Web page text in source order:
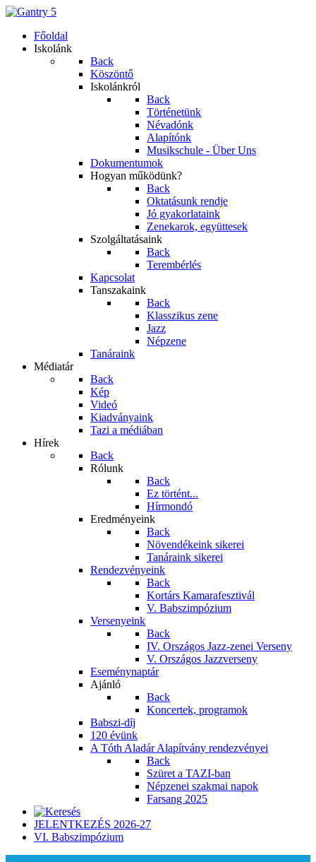
Főoldal
Iskolánk
Back
Köszöntő
Iskolánkról
Back
Történetünk
Névadónk
Alapítónk
Musikschule - Über Uns
Dokumentumok
Hogyan működünk?
Back
Oktatásunk rendje
Jó gyakorlataink
Zenekarok, együttesek
Szolgáltatásaink
Back
Terembérlés
Kapcsolat
Tanszakaink
Back
Klasszikus zene
Jazz
Népzene
Tanáraink
Médiatár
Back
Kép
Videó
Kiadványaink
Tazi a médiában
Hírek
Back
Rólunk
Back
Ez történt...
Hírmondó
Eredményeink
Back
Növendékeink sikerei
Tanáraink sikerei
Rendezvényeink
Back
Kortárs Kamarafesztivál
V. Babszimpózium
Versenyeink
Back
IV. Országos Jazz-zenei Verseny
V. Országos Jazzverseny
Eseménynaptár
Ajánló
Back
Koncertek, programok
Babszi-díj
120 évünk
A Tóth Aladár Alapítvány rendezvényei
Back
Szüret a TAZI-ban
Népzenei szakmai napok
Farsang 2025
JELENTKEZÉS 2026-27
VI. Babszimpózium